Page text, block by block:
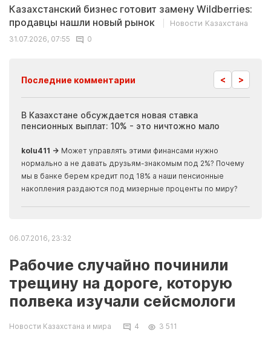
Казахстанский бизнес готовит замену Wildberries:
продавцы нашли новый рынок
Новости Казахстана
31.07.2026, 07:55
0
Последние комментарии < >
В Казахстане обсуждается новая ставка
пенсионных выплат: 10% - это ничтожно мало
kolu411 → Может управлять этими финансами нужно
нормально а не давать друзьям-знакомым под 2%? Почему
мы в банке берем кредит под 18% а наши пенсионные
накопления раздаются под мизерные проценты по миру?
06.07.2016, 23:32
Рабочие случайно починили
трещину на дороге, которую
полвека изучали сейсмологи
Новости Казахстана и мира 4 3 511